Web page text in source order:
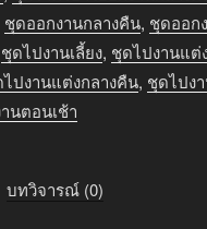
ชุดออกงานกลางคืน, ชุดออก
ชุดไปงานเลี้ยง, ชุดไปงานแต่
ปงานแต่งกลางคืน, ชุดไปง
นตอนเช้า
บทวิจารณ์ (0)